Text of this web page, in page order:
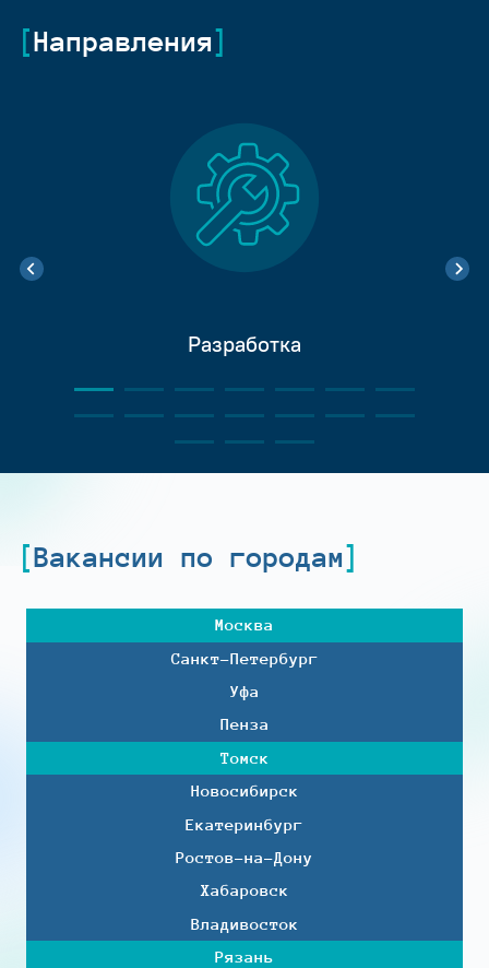
Направления
Разработка
Вакансии по городам
Москва
Санкт-Петербург
Уфа
Пенза
Томск
Новосибирск
Екатеринбург
Ростов-на-Дону
Хабаровск
Владивосток
Рязань